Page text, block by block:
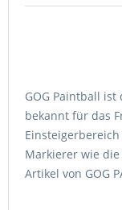
GOG Paintball
bekannt für das
Markierer wie die
Artikel von GOG